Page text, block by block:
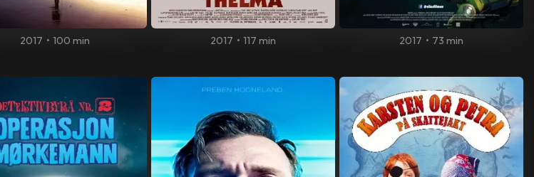
2017 • 100 min 2017 • 117 min 2017 • 73 min